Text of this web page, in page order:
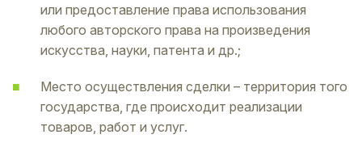
или предоставление права использования
любого авторского права на произведения
искусства, науки, патента и др.;
Место осуществления сделки – территория того
государства, где происходит реализации
товаров, работ и услуг.